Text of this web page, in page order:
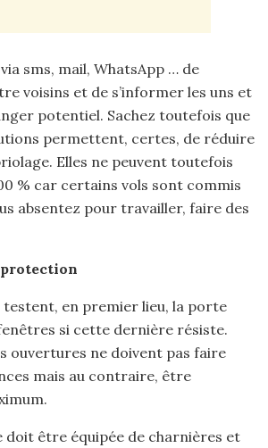
sms, mail, WhatsApp … de
voisins et de s’informer les uns et
potentiel. Sachez toutefois que
permettent, certes, de réduire
Elles ne peuvent toutefois
% car certains vols sont commis
absentez pour travailler, faire des
protection
testent, en premier lieu, la porte
si cette dernière résiste.
ouvertures ne doivent pas faire
mais au contraire, être
doit être équipée de charnières et